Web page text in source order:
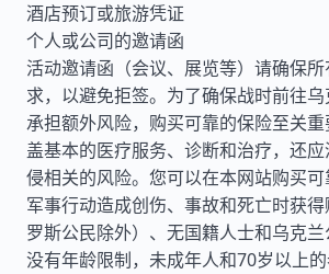
酒店预订或旅游凭证
个人或公司的邀请函
活动邀请函（会议、展览等）请确保
求，以避免拒签。为了确保战时前往
承担额外风险，购买可靠的保险至关
盖基本的医疗服务、诊断和治疗，还
侵相关的风险。您可以在本网站购买
军事行动造成创伤、事故和死亡时获
罗斯公民除外）、无国籍人士和乌克兰
没有年龄限制，未成年人和70岁以上